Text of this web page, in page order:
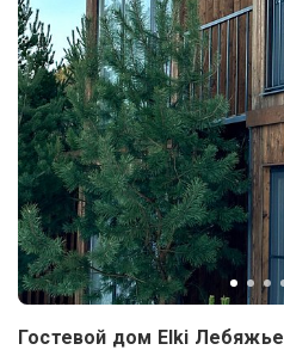
Гостевой дом Elki Лебяжье